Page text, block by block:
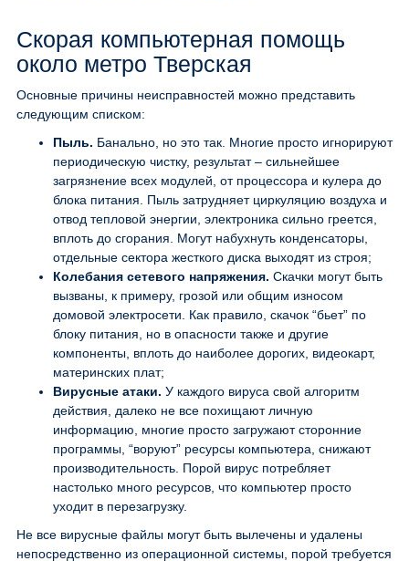
Скорая компьютерная помощь
около метро Тверская
Основные причины неисправностей можно представить
следующим списком:
Пыль. Банально, но это так. Многие просто игнорируют
периодическую чистку, результат – сильнейшее
загрязнение всех модулей, от процессора и кулера до
блока питания. Пыль затрудняет циркуляцию воздуха и
отвод тепловой энергии, электроника сильно греется,
вплоть до сгорания. Могут набухнуть конденсаторы,
отдельные сектора жесткого диска выходят из строя;
Колебания сетевого напряжения. Скачки могут быть
вызваны, к примеру, грозой или общим износом
домовой электросети. Как правило, скачок “бьет” по
блоку питания, но в опасности также и другие
компоненты, вплоть до наиболее дорогих, видеокарт,
материнских плат;
Вирусные атаки. У каждого вируса свой алгоритм
действия, далеко не все похищают личную
информацию, многие просто загружают сторонние
программы, “воруют” ресурсы компьютера, снижают
производительность. Порой вирус потребляет
настолько много ресурсов, что компьютер просто
уходит в перезагрузку.
Не все вирусные файлы могут быть вылечены и удалены
непосредственно из операционной системы, порой требуется